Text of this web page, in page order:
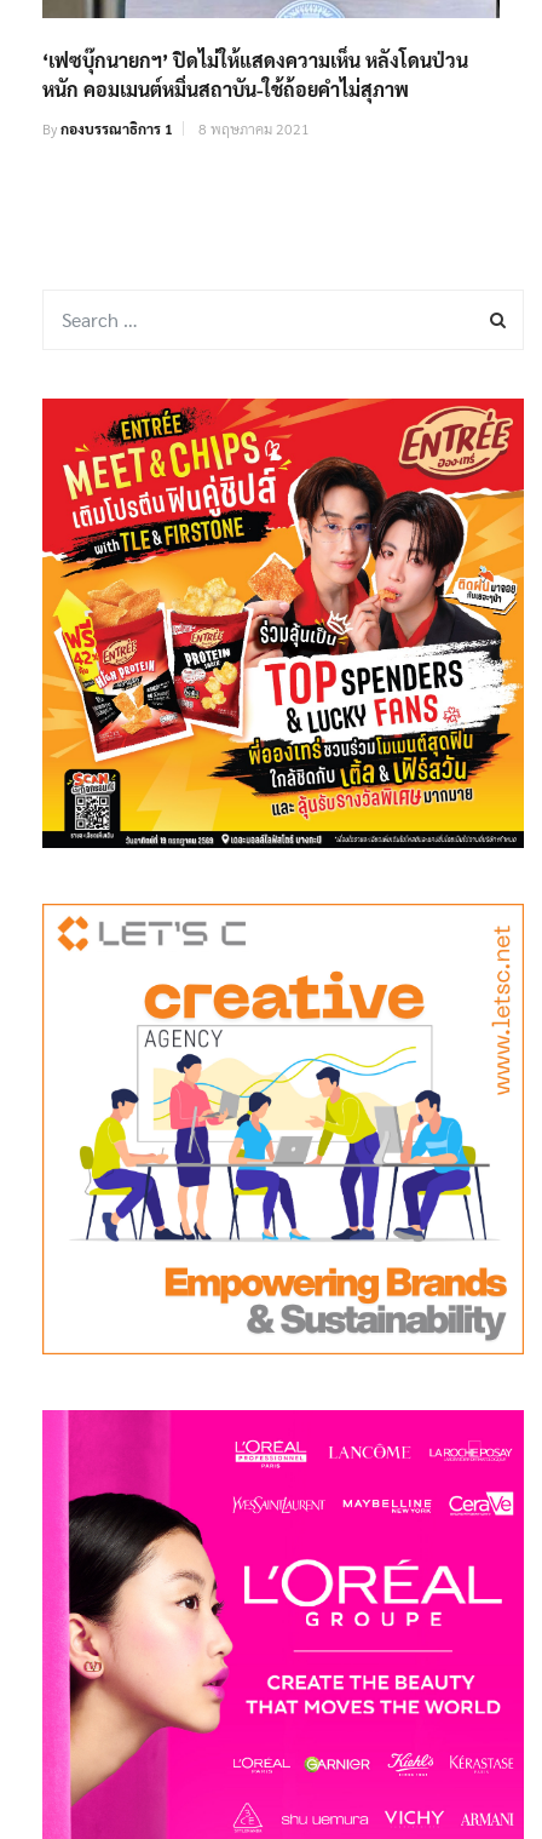
‘เฟซบุ๊กนายกฯ’ ปิดไม่ให้แสดงความเห็น หลังโดนป่วน
หนัก คอมเมนต์หมิ่นสถาบัน-ใช้ถ้อยคำไม่สุภาพ
Byกองบรรณาธิการ 1 8 พฤษภาคม 2021